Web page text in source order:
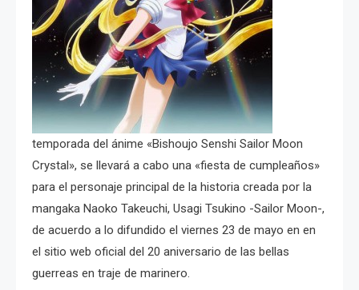
temporada del ánime «Bishoujo Senshi Sailor Moon
Crystal», se llevará a cabo una «fiesta de cumpleaños»
para el personaje principal de la historia creada por la
mangaka Naoko Takeuchi, Usagi Tsukino -Sailor Moon-,
de acuerdo a lo difundido el viernes 23 de mayo en en
el sitio web oficial del 20 aniversario de las bellas
guerreas en traje de marinero.